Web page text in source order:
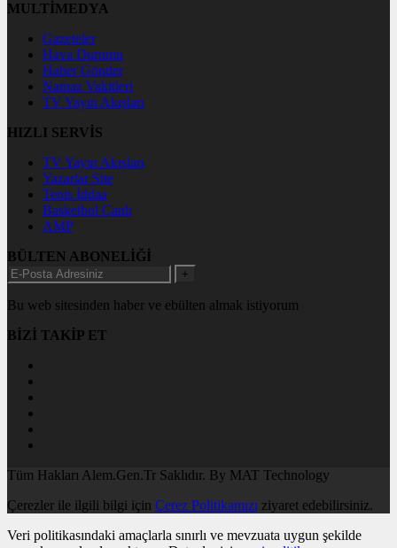
MULTİMEDYA
Gazeteler
Hava Durumu
Haber Gönder
Namaz Vakitleri
TV Yayın Akışları
HIZLI SERVİS
TV Yayın Akışları
Yazarlar Site
Tenis İddaa
Basketbol Canlı
AMP
BÜLTEN ABONELİĞİ
+
Bu web sitesinden haber ve ebülten almak istiyorum
BİZİ TAKİP ET
Tüm Hakları Alem.Gen.Tr Saklıdır. By MAT Technology
Çerezler ile ilgili bilgi için Çerez Politikamızı ziyaret edebilirsiniz.
Veri politikasındaki amaçlarla sınırlı ve mevzuata uygun şekilde